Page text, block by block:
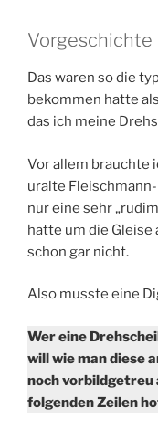
Vorgeschichte
Das waren so die
bekommen hatte
das ich meine
Vor allem brauchte
uralte
nur eine sehr
hatte um die Gleise
schon gar nicht.
Also musste eine
Wer eine
will wie man diese
noch vorbildgetreu
folgenden Zeilen